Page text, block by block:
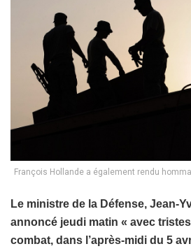
François Hollande a également rendu
Le ministre de la Défense, Jean-
annoncé jeudi matin « avec
combat, dans l’après-midi du 5